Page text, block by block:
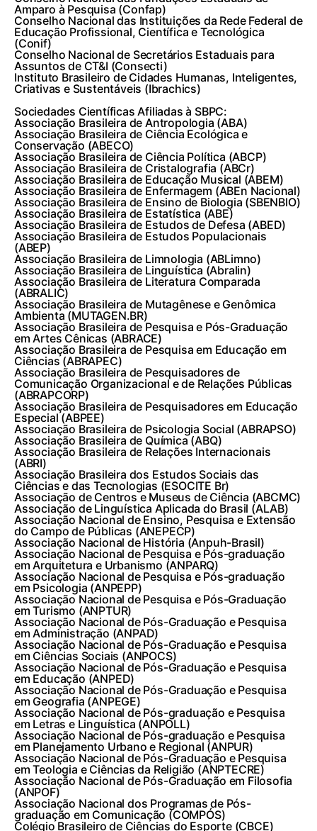
Amparo à Pesquisa (Confap)
Conselho Nacional das Instituições da Rede Federal de
Educação Profissional, Científica e Tecnológica
(Conif)
Conselho Nacional de Secretários Estaduais para
Assuntos de CT&I (Consecti)
Instituto Brasileiro de Cidades Humanas, Inteligentes,
Criativas e Sustentáveis (Ibrachics)
Sociedades Científicas Afiliadas à SBPC:
Associação Brasileira de Antropologia (ABA)
Associação Brasileira de Ciência Ecológica e
Conservação (ABECO)
Associação Brasileira de Ciência Política (ABCP)
Associação Brasileira de Cristalografia (ABCr)
Associação Brasileira de Educação Musical (ABEM)
Associação Brasileira de Enfermagem (ABEn Nacional)
Associação Brasileira de Ensino de Biologia (SBENBIO)
Associação Brasileira de Estatística (ABE)
Associação Brasileira de Estudos de Defesa (ABED)
Associação Brasileira de Estudos Populacionais
(ABEP)
Associação Brasileira de Limnologia (ABLimno)
Associação Brasileira de Linguística (Abralin)
Associação Brasileira de Literatura Comparada
(ABRALIC)
Associação Brasileira de Mutagênese e Genômica
Ambienta (MUTAGEN.BR)
Associação Brasileira de Pesquisa e Pós-Graduação
em Artes Cênicas (ABRACE)
Associação Brasileira de Pesquisa em Educação em
Ciências (ABRAPEC)
Associação Brasileira de Pesquisadores de
Comunicação Organizacional e de Relações Públicas
(ABRAPCORP)
Associação Brasileira de Pesquisadores em Educação
Especial (ABPEE)
Associação Brasileira de Psicologia Social (ABRAPSO)
Associação Brasileira de Química (ABQ)
Associação Brasileira de Relações Internacionais
(ABRI)
Associação Brasileira dos Estudos Sociais das
Ciências e das Tecnologias (ESOCITE Br)
Associação de Centros e Museus de Ciência (ABCMC)
Associação de Linguística Aplicada do Brasil (ALAB)
Associação Nacional de Ensino, Pesquisa e Extensão
do Campo de Públicas (ANEPECP)
Associação Nacional de História (Anpuh-Brasil)
Associação Nacional de Pesquisa e Pós-graduação
em Arquitetura e Urbanismo (ANPARQ)
Associação Nacional de Pesquisa e Pós-graduação
em Psicologia (ANPEPP)
Associação Nacional de Pesquisa e Pós-Graduação
em Turismo (ANPTUR)
Associação Nacional de Pós-Graduação e Pesquisa
em Administração (ANPAD)
Associação Nacional de Pós-Graduação e Pesquisa
em Ciências Sociais (ANPOCS)
Associação Nacional de Pós-Graduação e Pesquisa
em Educação (ANPED)
Associação Nacional de Pós-Graduação e Pesquisa
em Geografia (ANPEGE)
Associação Nacional de Pós-graduação e Pesquisa
em Letras e Linguística (ANPOLL)
Associação Nacional de Pós-graduação e Pesquisa
em Planejamento Urbano e Regional (ANPUR)
Associação Nacional de Pós-Graduação e Pesquisa
em Teologia e Ciências da Religião (ANPTECRE)
Associação Nacional de Pós-Graduação em Filosofia
(ANPOF)
Associação Nacional dos Programas de Pós-
graduação em Comunicação (COMPÓS)
Colégio Brasileiro de Ciências do Esporte (CBCE)